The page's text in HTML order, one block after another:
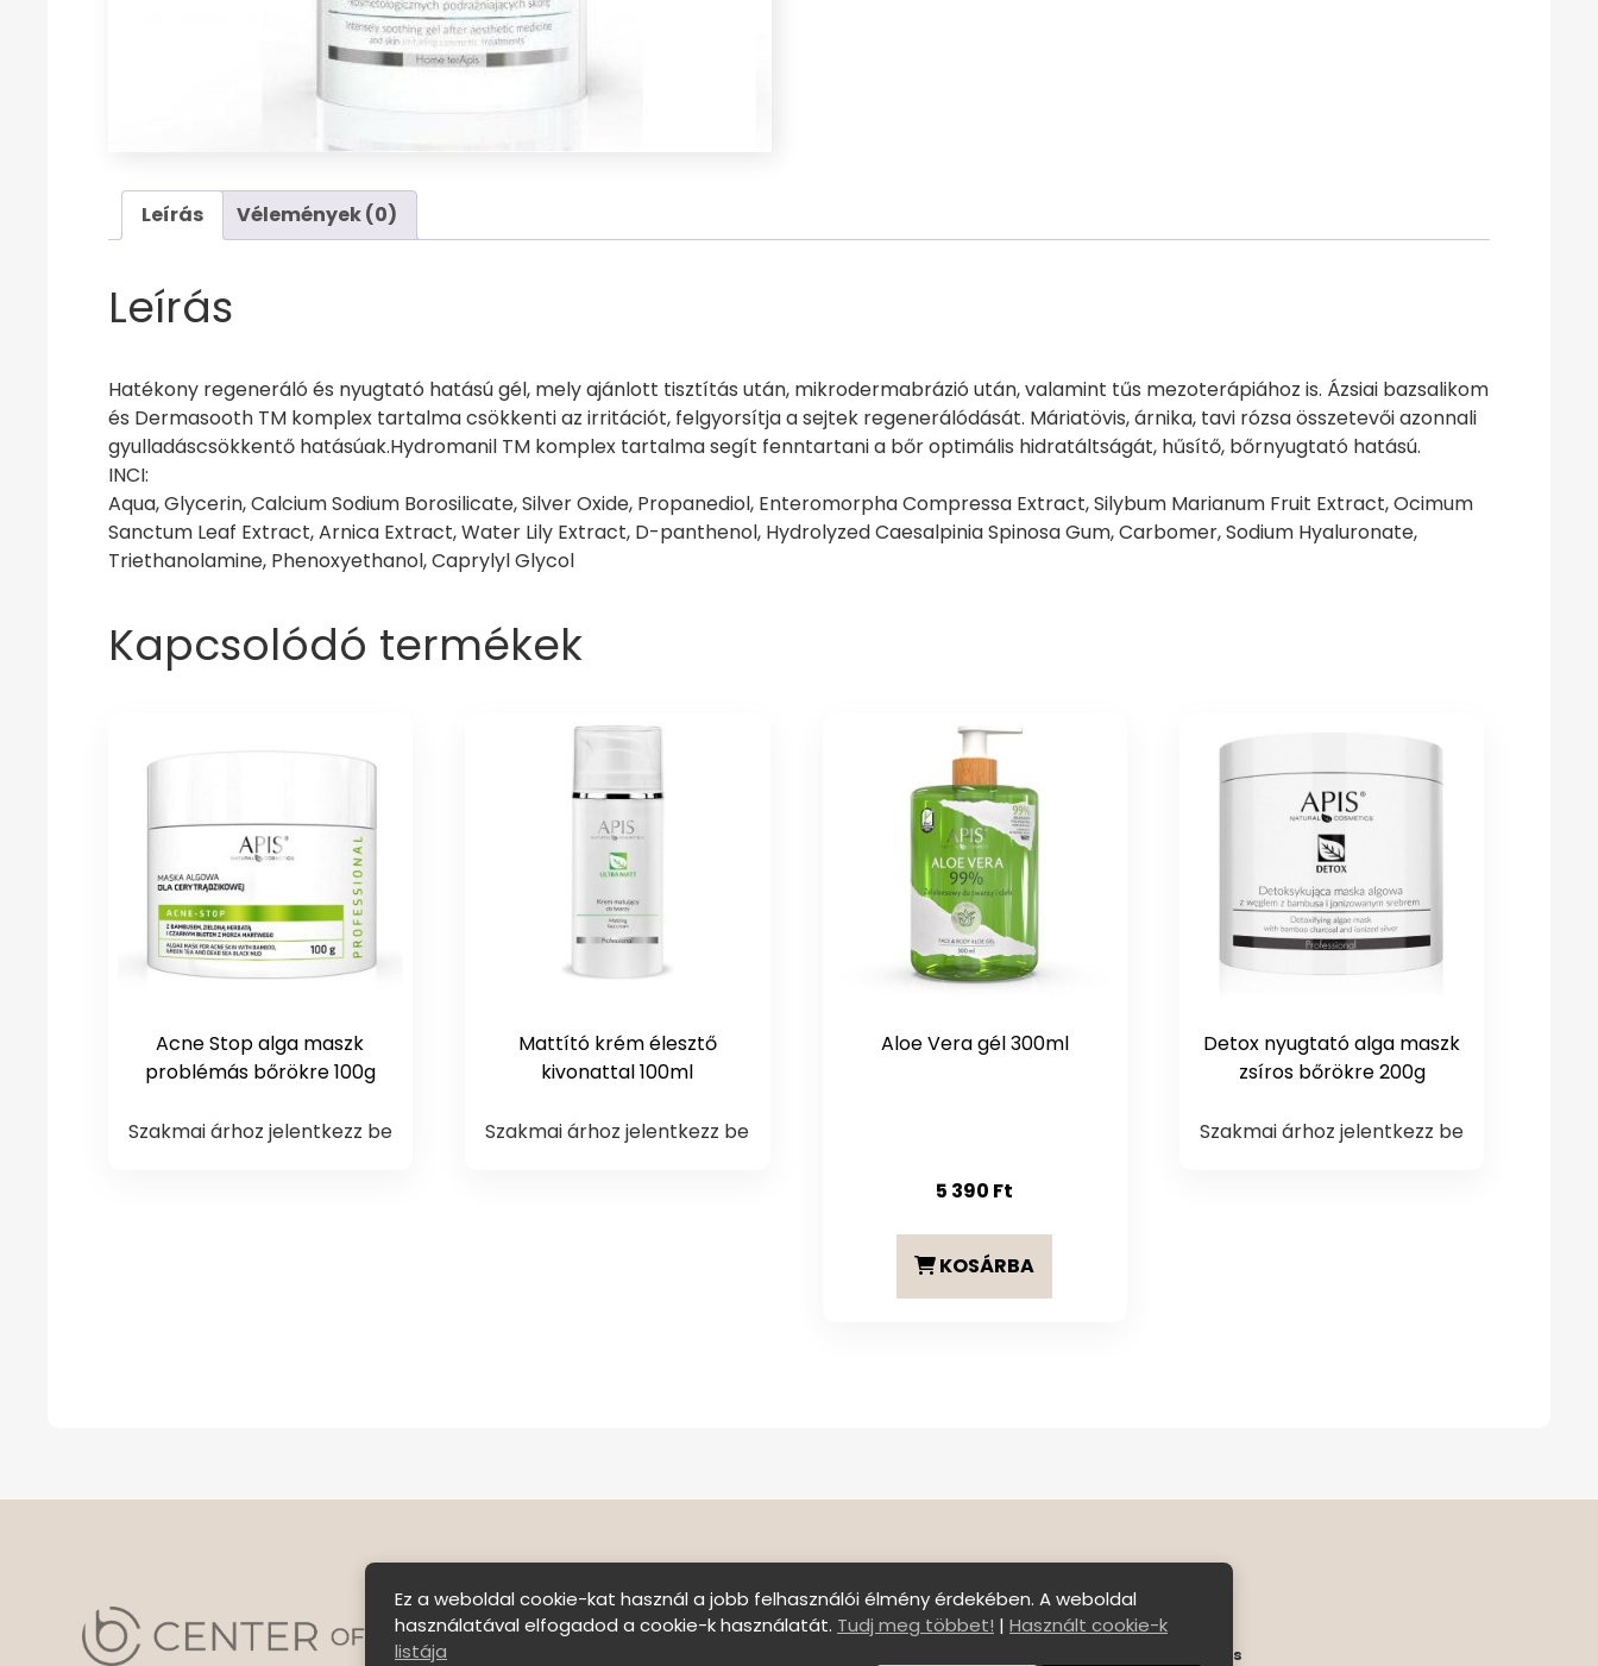
Leírás Vélemények (0)
Leírás
Hatékony regeneráló és nyugtató hatású gél, mely ajánlott tisztítás után, mikrodermabrázió után, valamint tűs mezoterápiához is. Ázsiai bazsalikom
és Dermasooth TM komplex tartalma csökkenti az irritációt, felgyorsítja a sejtek regenerálódását. Máriatövis, árnika, tavi rózsa összetevői azonnali
gyulladáscsökkentő hatásúak.Hydromanil TM komplex tartalma segít fenntartani a bőr optimális hidratáltságát, hűsítő, bőrnyugtató hatású.
INCI:
Aqua, Glycerin, Calcium Sodium Borosilicate, Silver Oxide, Propanediol, Enteromorpha Compressa Extract, Silybum Marianum Fruit Extract, Ocimum
Sanctum Leaf Extract, Arnica Extract, Water Lily Extract, D-panthenol, Hydrolyzed Caesalpinia Spinosa Gum, Carbomer, Sodium Hyaluronate,
Triethanolamine, Phenoxyethanol, Caprylyl Glycol
Kapcsolódó termékek
Acne Stop alga maszk
problémás bőrökre 100g
Szakmai árhoz jelentkezz be
Mattító krém élesztő
kivonattal 100ml
Szakmai árhoz jelentkezz be
Aloe Vera gél 300ml
5 390 Ft
KOSÁRBA
Detox nyugtató alga maszk
zsíros bőrökre 200g
Szakmai árhoz jelentkezz be
Bejelentkezés
Ez a weboldal cookie-kat használ a jobb felhasználói élmény érdekében. A weboldal
használatával elfogadod a cookie-k használatát. Tudj meg többet! | Használt cookie-k
listája